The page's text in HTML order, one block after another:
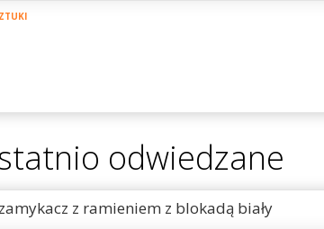
odwiedzane
z ramieniem z blokadą biały